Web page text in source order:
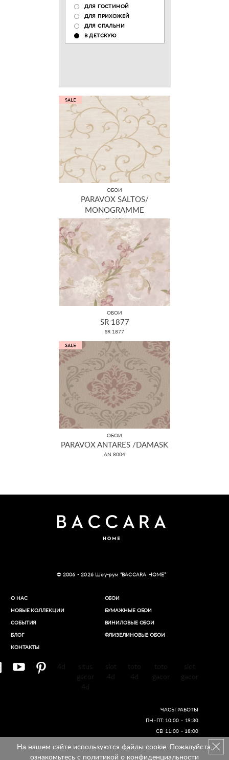
ДЛЯ ГОСТИНОЙ
ДЛЯ ПРИХОЖЕЙ
ДЛЯ СПАЛЬНИ
В ДЕТСКУЮ
ОБОИ
PARAVOX SALTOS/
MONOGRAMME
SL 1154
ОБОИ
SR 1877
SR 1877
ОБОИ
PARAVOX ANTARES /DAMASK
AN 8004
© 2006 - 2026 Шоу-рум “BACCARA HOME”
О НАС
НОВЫЕ КОЛЛЕКЦИИ
СОБЫТИЯ
БЛОГ
КОНТАКТЫ
ОБОИ
БУМАЖНЫЕ ОБОИ
ВИНИЛОВЫЕ ОБОИ​
ФЛИЗЕЛИНОВЫЕ ОБОИ
ЧАСЫ РАБОТЫ
ПН–ПТ: 10:00 – 19:30
СБ: 11:00 – 18:00
Создание сайтов
На нашем сайте используются файлы cookie. Пожалуйста,
ознакомьтесь с политикой о конфиденциальности